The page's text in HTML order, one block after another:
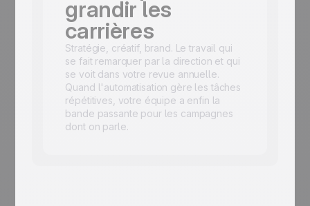
grandir les
carrières
Stratégie, créatif, brand. Le travail qui
se fait remarquer par la direction et qui
se voit dans votre revue annuelle.
Quand l'automatisation gère les tâches
répétitives, votre équipe a enfin la
bande passante pour les campagnes
dont on parle.